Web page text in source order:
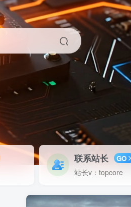
联系站长 GO
站长v：topcore